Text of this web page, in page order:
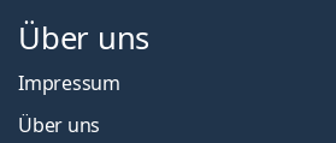
Über uns
Impressum
Über uns